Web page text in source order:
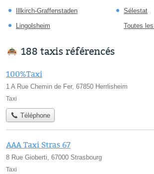
Illkirch-Graffenstaden
Lingolsheim
Sélestat
Toutes
188 taxis référencés
100%Taxi
1 A Rue Chemin de Fer, 67850 Herrlisheim
Taxi
Téléphone
AAA Taxi Stras 67
8 Rue Gioberti, 67000 Strasbourg
Taxi